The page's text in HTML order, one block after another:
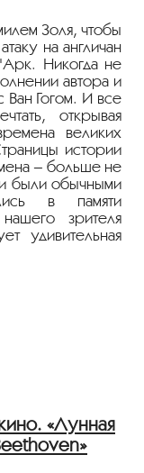
Золя, чтобы
на англичан
Никогда не
автора и
Ван Гогом. И все
открывая
великих
истории
– больше не
были обычными
в памяти
зрителя
удивительная
«Лунная